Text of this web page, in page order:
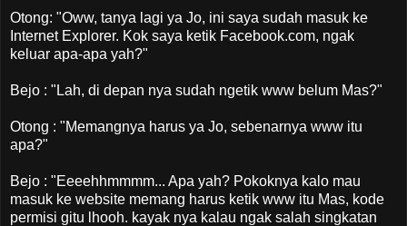
Otong: "Oww, tanya lagi ya Jo, ini saya sudah masuk ke
Internet Explorer. Kok saya ketik Facebook.com, ngak
keluar apa-apa yah?"
Bejo : "Lah, di depan nya sudah ngetik www belum Mas?"
Otong : "Memangnya harus ya Jo, sebenarnya www itu
apa?"
Bejo : "Eeeehhmmmm... Apa yah? Pokoknya kalo mau
masuk ke website memang harus ketik www itu Mas, kode
permisi gitu lhooh. kayak nya kalau ngak salah singkatan